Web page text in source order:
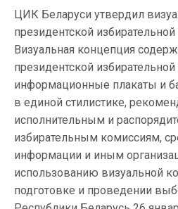
ЦИК Беларуси утвердил
президентской
Визуальная концепция
президентской
информационные плакаты и
в единой стилистике,
исполнительным и
избирательным комиссиям,
информации и иным
использованию визуальной
подготовке и проведении